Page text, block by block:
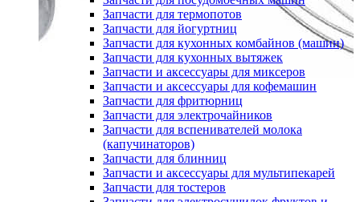
Запчасти для термопотов
Запчасти для йогуртниц
Запчасти для кухонных комбайнов (машин)
Запчасти для кухонных вытяжек
Запчасти и аксессуары для миксеров
Запчасти и аксессуары для кофемашин
Запчасти для фритюрниц
Запчасти для электрочайников
Запчасти для вспенивателей молока
(капучинаторов)
Запчасти для блинниц
Запчасти и аксессуары для мультипекарей
Запчасти для тостеров